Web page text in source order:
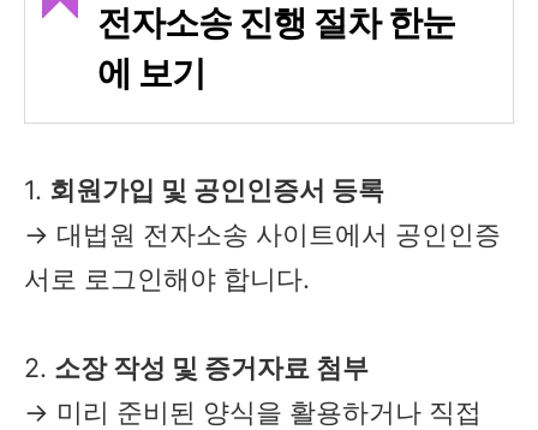
전자소송 진행 절차 한눈
에 보기
1. 회원가입 및 공인인증서 등록
→ 대법원 전자소송 사이트에서 공인인증
서로 로그인해야 합니다.
2. 소장 작성 및 증거자료 첨부
→ 미리 준비된 양식을 활용하거나 직접